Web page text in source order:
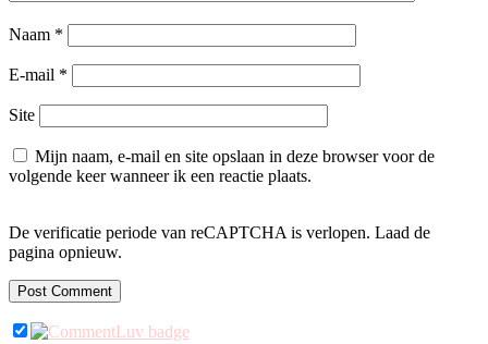
Naam *
E-mail *
Site
Mijn naam, e-mail en site opslaan in deze browser voor de
volgende keer wanneer ik een reactie plaats.
De verificatie periode van reCAPTCHA is verlopen. Laad de
pagina opnieuw.